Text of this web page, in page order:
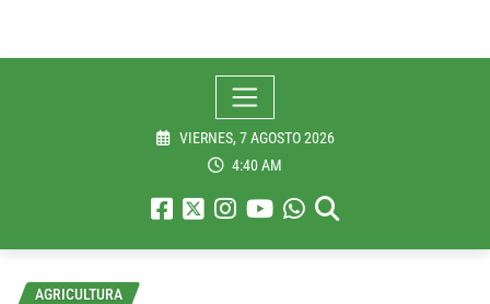
VIERNES, 7 AGOSTO 2026
4:40 AM
AGRICULTURA